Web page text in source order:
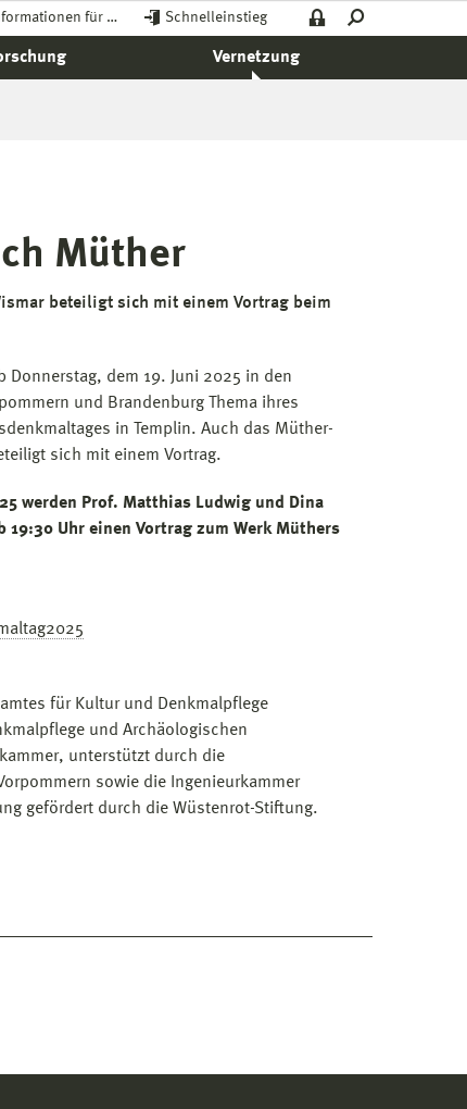
für … Schnelleinstieg
Vernetzung
Müther
beteiligt sich mit einem Vortrag beim
Donnerstag, dem 19. Juni 2025 in den
und Brandenburg Thema ihres
in Templin. Auch das Müther-
sich mit einem Vortrag.
werden Prof. Matthias Ludwig und Dina
Uhr einen Vortrag zum Werk Müthers
für Kultur und Denkmalpflege
und Archäologischen
unterstützt durch die
sowie die Ingenieurkammer
gefördert durch die Wüstenrot-Stiftung.